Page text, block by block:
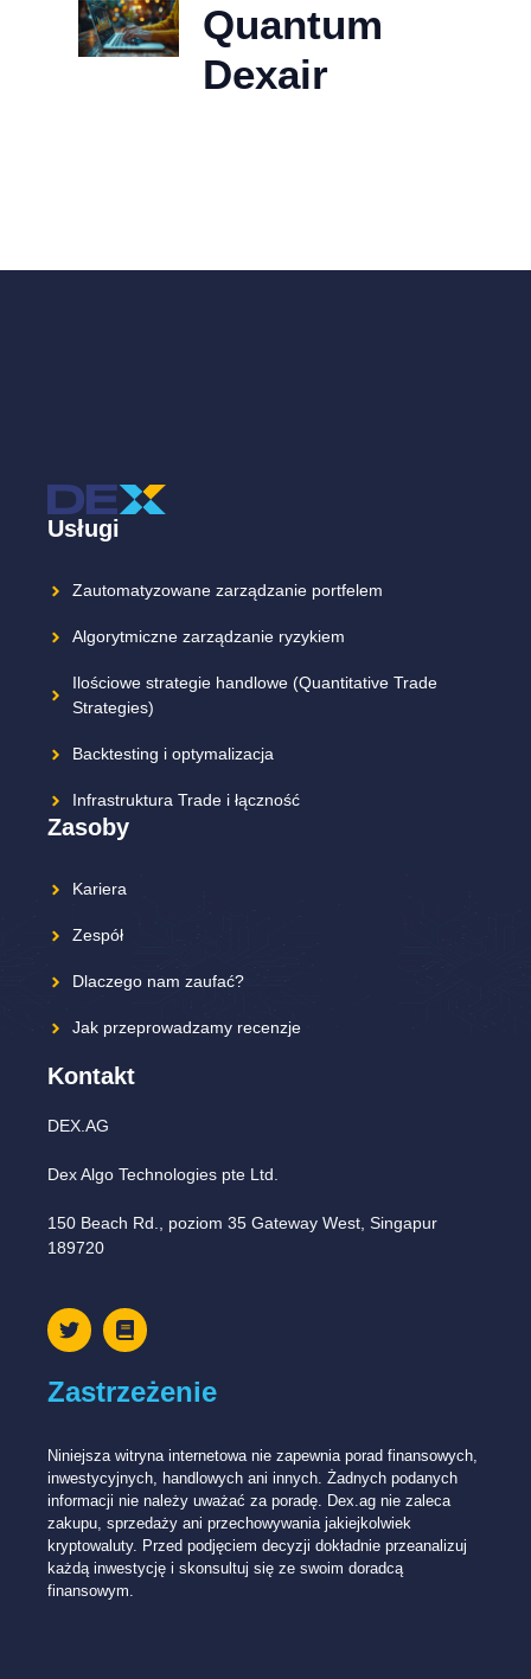
Quantum
Dexair
Usługi
Zautomatyzowane zarządzanie portfelem
Algorytmiczne zarządzanie ryzykiem
Ilościowe strategie handlowe (Quantitative Trade
Strategies)
Backtesting i optymalizacja
Infrastruktura Trade i łączność
Zasoby
Kariera
Zespół
Dlaczego nam zaufać?
Jak przeprowadzamy recenzje
Kontakt
DEX.AG
Dex Algo Technologies pte Ltd.
150 Beach Rd., poziom 35 Gateway West, Singapur
189720
Zastrzeżenie
Niniejsza witryna internetowa nie zapewnia porad finansowych,
inwestycyjnych, handlowych ani innych. Żadnych podanych
informacji nie należy uważać za poradę. Dex.ag nie zaleca
zakupu, sprzedaży ani przechowywania jakiejkolwiek
kryptowaluty. Przed podjęciem decyzji dokładnie przeanalizuj
każdą inwestycję i skonsultuj się ze swoim doradcą
finansowym.